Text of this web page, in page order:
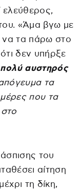
«Άμα βγω με
να τα πάρω στο
δεν υπήρξε
αυστηρός
τα
που τα
του
αίτηση
τη δίκη,